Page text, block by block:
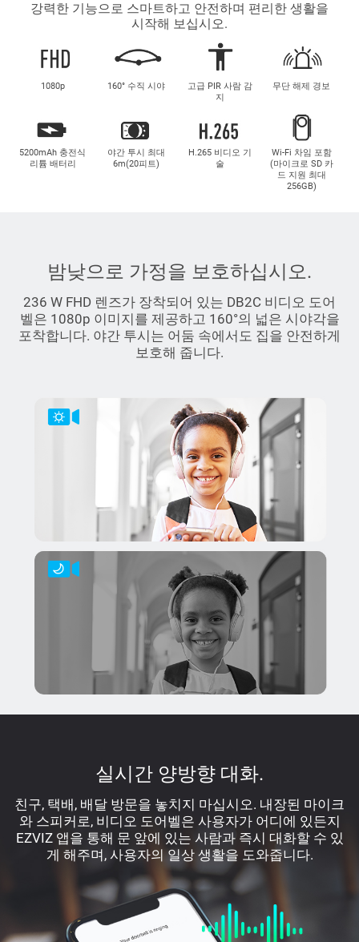
강력한 기능으로 스마트하고 안전하며 편리한 생활을
시작해 보십시오.
1080p 160° 수직 시야
고급 PIR 사람 감
지
무단 해제 경보
5200mAh 충전식
리튬 배터리
야간 투시 최대
6m(20피트)
H.265 비디오 기
술
Wi-Fi 차임 포함
(마이크로 SD 카
드 지원 최대
256GB)
밤낮으로 가정을 보호하십시오.
236 W FHD 렌즈가 장착되어 있는 DB2C 비디오 도어
벨은 1080p 이미지를 제공하고 160°의 넓은 시야각을
포착합니다. 야간 투시는 어둠 속에서도 집을 안전하게
보호해 줍니다.
실시간 양방향 대화.
친구, 택배, 배달 방문을 놓치지 마십시오. 내장된 마이크
와 스피커로, 비디오 도어벨은 사용자가 어디에 있든지
EZVIZ 앱을 통해 문 앞에 있는 사람과 즉시 대화할 수 있
게 해주며, 사용자의 일상 생활을 도와줍니다.